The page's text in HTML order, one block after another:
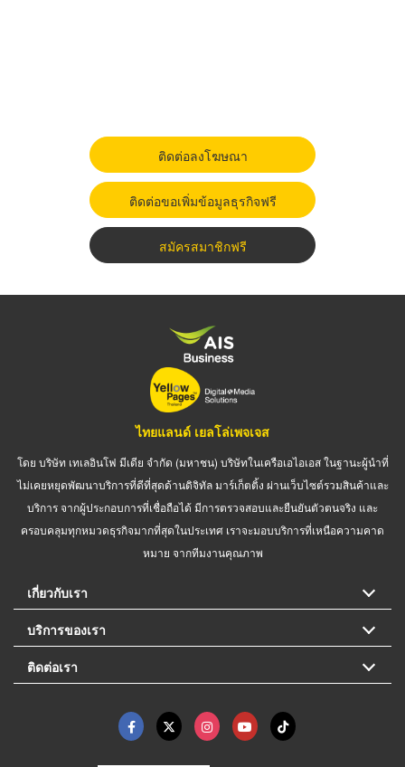
ติดต่อลงโฆษณา
ติดต่อขอเพิ่มข้อมูลธุรกิจฟรี
สมัครสมาชิกฟรี
ไทยแลนด์ เยลโล่เพจเจส
โดย บริษัท เทเลอินโฟ มีเดีย จำกัด (มหาชน) บริษัทในเครือเอไอเอส ในฐานะผู้นำที่
ไม่เคยหยุดพัฒนาบริการที่ดีที่สุดด้านดิจิทัล มาร์เก็ตติ้ง ผ่านเว็บไซต์รวมสินค้าและ
บริการ จากผู้ประกอบการที่เชื่อถือได้ มีการตรวจสอบและยืนยันตัวตนจริง และ
ครอบคลุมทุกหมวดธุรกิจมากที่สุดในประเทศ เราจะมอบบริการที่เหนือความคาด
หมาย จากทีมงานคุณภาพ
เกี่ยวกับเรา
บริการของเรา
ติดต่อเรา